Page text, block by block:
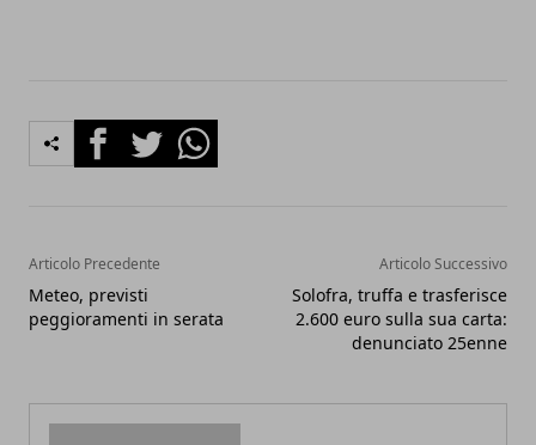
FacebookTwitterWhatsapp
Articolo Precedente
Meteo, previsti
peggioramenti in serata
Articolo Successivo
Solofra, truffa e trasferisce
2.600 euro sulla sua carta:
denunciato 25enne